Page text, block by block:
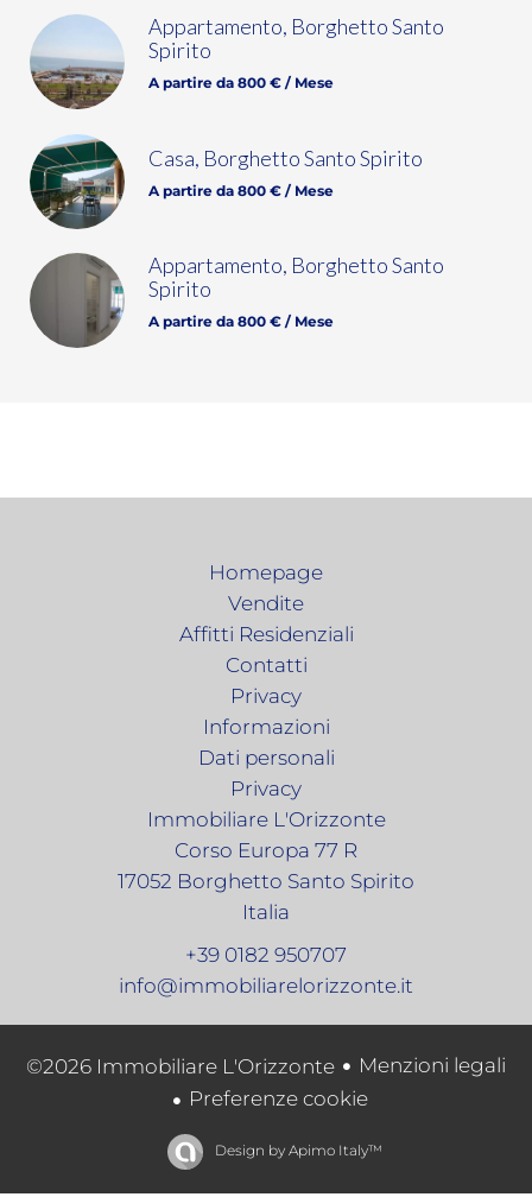
Appartamento, Borghetto Santo
Spirito
A partire da 800 € / Mese
Casa, Borghetto Santo Spirito
A partire da 800 € / Mese
Appartamento, Borghetto Santo
Spirito
A partire da 800 € / Mese
Homepage
Vendite
Affitti Residenziali
Contatti
Privacy
Informazioni
Dati personali
Privacy
Immobiliare L'Orizzonte
Corso Europa 77 R
17052 Borghetto Santo Spirito
Italia
+39 0182 950707
info@immobiliarelorizzonte.it
©2026 Immobiliare L'Orizzonte
Menzioni legali
Preferenze cookie
Design by Apimo Italy™